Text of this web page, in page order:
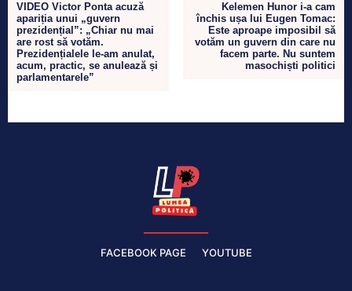
VIDEO Victor Ponta acuză
apariția unui „guvern
prezidențial”: „Chiar nu mai
are rost să votăm.
Prezidențialele le-am anulat,
acum, practic, se anulează și
parlamentarele”
Kelemen Hunor i-a cam
închis ușa lui Eugen Tomac:
Este aproape imposibil să
votăm un guvern din care nu
facem parte. Nu suntem
masochiști politici
FACEBOOK PAGE YOUTUBE